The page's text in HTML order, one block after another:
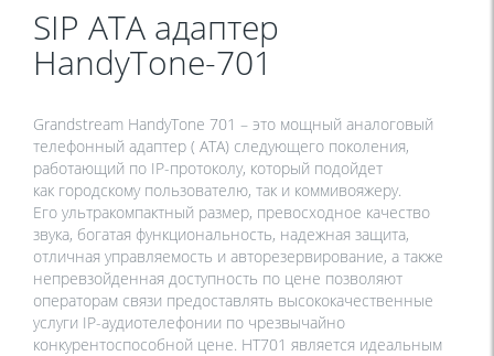
SIP ATA aдаптер
HandyTone-701
Grandstream HandyTone 701 – это мощный аналоговый
телефонный адаптер ( АТА) следующего поколения,
работающий по IP-протоколу, который подойдет
как городскому пользователю, так и коммивояжеру.
Его ультракомпактный размер, превосходное качество
звука, богатая функциональность, надежная защита,
отличная управляемость и авторезервирование, а также
непревзойденная доступность по цене позволяют
операторам связи предоставлять высококачественные
услуги IP-аудиотелефонии по чрезвычайно
конкурентоспособной цене. HT701 является идеальным